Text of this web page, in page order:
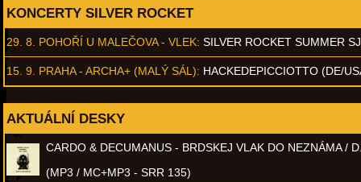
KONCERTY SILVER ROCKET
29. 8. POHOŘÍ U MALEČOVA - VLEK: SILVER ROCKET SUMMER
15. 9. PRAHA - ARCHA+ (MALÝ SÁL): HACKEDEPICCIOTTO (DE/
AKTUÁLNÍ DESKY
CARDO & DECUMANUS - BRDSKEJ VLAK DO NEZNÁMA /
(MP3 / MC+MP3 - SRR 135)